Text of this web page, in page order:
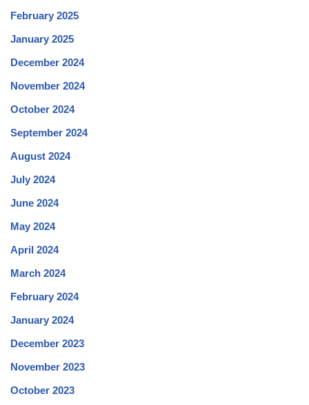
February 2025
January 2025
December 2024
November 2024
October 2024
September 2024
August 2024
July 2024
June 2024
May 2024
April 2024
March 2024
February 2024
January 2024
December 2023
November 2023
October 2023